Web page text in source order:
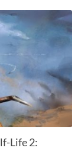
Life 2: